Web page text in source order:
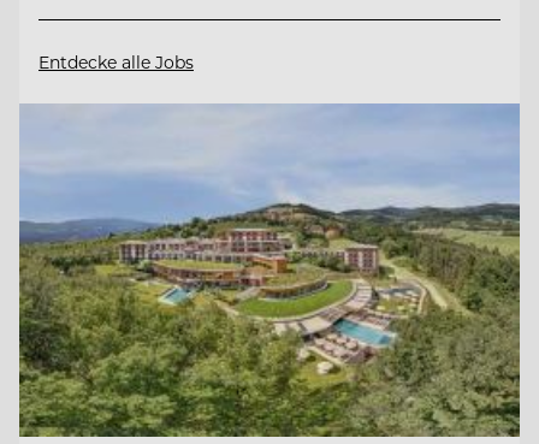
Entdecke alle Jobs